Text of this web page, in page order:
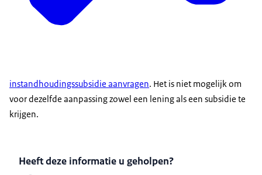
instandhoudingssubsidie aanvragen. Het is niet mogelijk om
voor dezelfde aanpassing zowel een lening als een subsidie te
krijgen.
Heeft deze informatie u geholpen?